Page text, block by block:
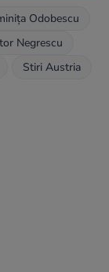
Odobescu
Negrescu
Stiri Austria